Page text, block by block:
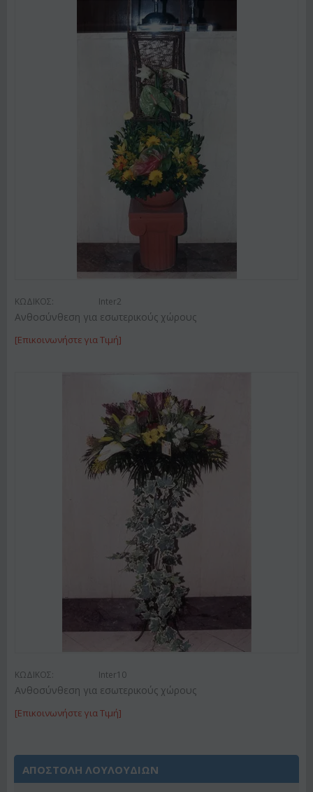
ΚΩΔΙΚΟΣ: Inter2
Ανθοσύνθεση για εσωτερικούς χώρους
[Επικοινωνήστε για Τιμή]
ΚΩΔΙΚΟΣ: Inter10
Ανθοσύνθεση για εσωτερικούς χώρους
[Επικοινωνήστε για Τιμή]
ΑΠΟΣΤΟΛΗ ΛΟΥΛΟΥΔΙΩΝ